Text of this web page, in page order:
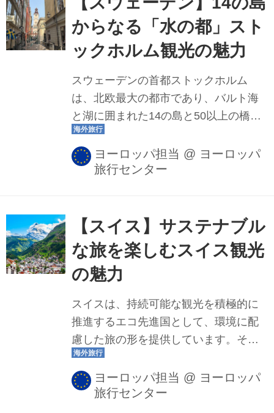
の魅力を、見どころを交えながら紹介
します。この記事をきっかけに、この
神秘の大地へ旅してみませんか？
からなる「水の都」スト
ックホルム観光の魅力
スウェーデンの首都ストックホルム
は、北欧最大の都市であり、バルト海
と湖に囲まれた14の島と50以上の橋で
構成された美しい街。歴史的な建造物
と豊かな自然が合わさり、北欧らしさ
を満喫できる魅力がたっぷりと詰まっ
介いたします。
ヨーロッパ担当 @ ヨーロッパ
旅行センター
【スイス】サステナブル
な旅を楽しむスイス観光
の魅力
スイスは、持続可能な観光を積極的に
推進するエコ先進国として、環境に配
慮した旅の形を提供しています。その
中で注目すべきは、観光列車や鉄道、
電気自動車、そしてクルーズ船といっ
たサステナブルな移動手段です。これ
ヨーロッパ担当 @ ヨーロッパ
旅行センター